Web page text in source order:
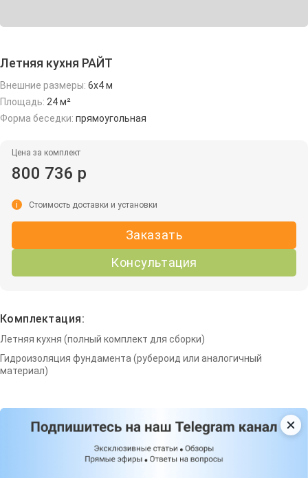
Летняя кухня РАЙТ
Внешние размеры: 6x4 м
Площадь: 24 м²
Форма беседки: прямоугольная
Цена за комплект
800 736 р
Заказать
Консультация
i Стоимость доставки и установки
Комплектация:
Летняя кухня (полный комплект для сборки)
Гидроизоляция фундамента (рубероид или аналогичный
материал)